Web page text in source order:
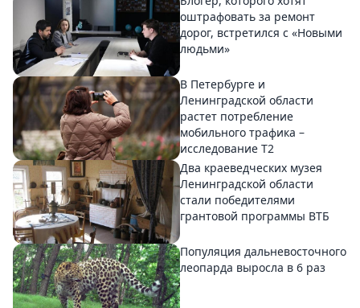
оштрафовать за ремонт
дорог, встретился с «Новыми
людьми»
В Петербурге и
Ленинградской области
растет потребление
мобильного трафика –
исследование T2
Два краеведческих музея
Ленинградской области
стали победителями
грантовой программы ВТБ
Популяция дальневосточного
леопарда выросла в 6 раз